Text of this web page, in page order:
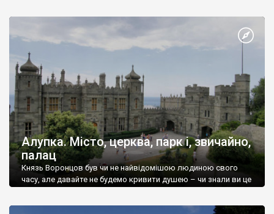
Алупка. Місто, церква, парк і, звичайно,
палац
Князь Воронцов був чи не найвідомішою людиною свого
часу, але давайте не будемо кривити душею – чи знали ви це